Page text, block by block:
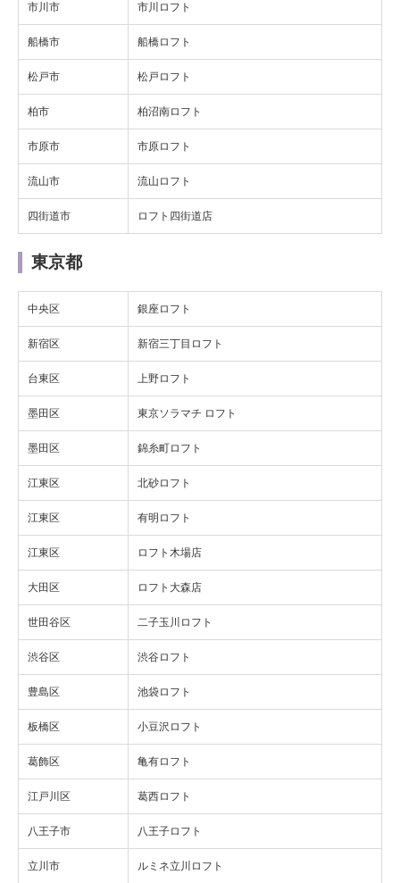
市川市 市川ロフト
船橋市 船橋ロフト
松戸市 松戸ロフト
柏市 柏沼南ロフト
市原市 市原ロフト
流山市 流山ロフト
四街道市 ロフト四街道店
東京都
中央区 銀座ロフト
新宿区 新宿三丁目ロフト
台東区 上野ロフト
墨田区 東京ソラマチ ロフト
墨田区 錦糸町ロフト
江東区 北砂ロフト
江東区 有明ロフト
江東区 ロフト木場店
大田区 ロフト大森店
世田谷区 二子玉川ロフト
渋谷区 渋谷ロフト
豊島区 池袋ロフト
板橋区 小豆沢ロフト
葛飾区 亀有ロフト
江戸川区 葛西ロフト
八王子市 八王子ロフト
立川市 ルミネ立川ロフト